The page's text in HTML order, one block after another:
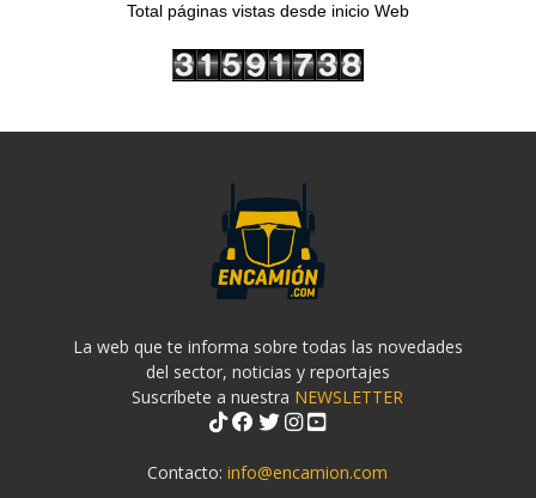
Total páginas vistas desde inicio Web
La web que te informa sobre todas las novedades
del sector, noticias y reportajes
Suscríbete a nuestra NEWSLETTER
Contacto:info@encamion.com